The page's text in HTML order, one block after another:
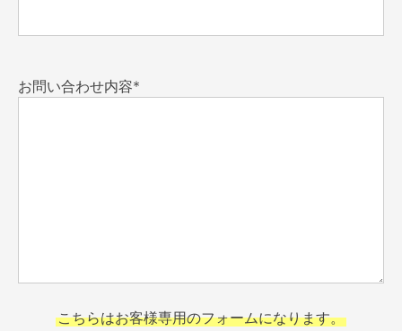
お問い合わせ内容*
こちらはお客様専用のフォームになります。